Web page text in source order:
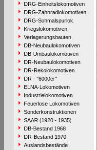
DRG-Einheitslokomotiven
DRG-Zahnradlokomotiven
DRG-Schmalspurlok.
Kriegslokomotiven
Verlagerungsbauten
DB-Neubaulokomotiven
DB-Umbaulokomotiven
DR-Neubaulokomotiven
DR-Rekolokomotiven
DR - "6000er"
ELNA-Lokomotiven
Industrielokomotiven
Feuerlose Lokomotiven
Sonderkonstruktionen
SAAR (1920 - 1935)
DB-Bestand 1968
DR-Bestand 1970
Auslandsbestände